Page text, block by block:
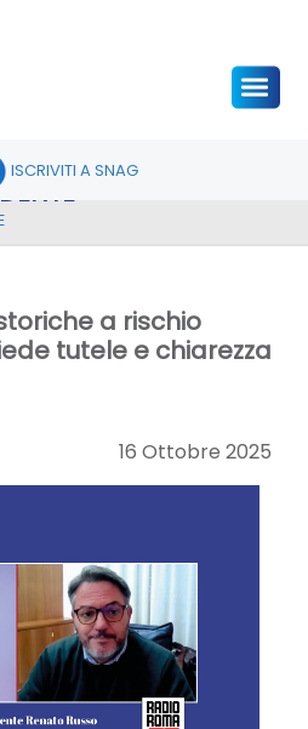
ISCRIVITI A SNAG
a rischio
tutele e chiarezza
16 Ottobre 2025